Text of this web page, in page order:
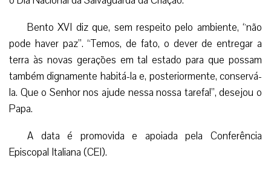
Bento XVI diz que, sem respeito pelo ambiente, “não
pode haver paz”. “Temos, de fato, o dever de entregar a
terra às novas gerações em tal estado para que possam
também dignamente habitá-la e, posteriormente, conservá-
la. Que o Senhor nos ajude nessa nossa tarefa!”, desejou o
Papa.
A data é promovida e apoiada pela Conferência
Episcopal Italiana (CEI).